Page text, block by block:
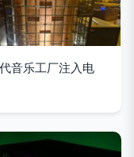
音乐工厂注入电